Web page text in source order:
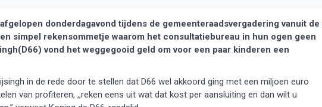
donderdagavond tijdens de gemeenteraadsvergadering vanuit de
simpel rekensommetje waarom het consultatiebureau in hun ogen geen
vond het weggegooid geld om voor een paar kinderen een
in de rede door te stellen dat D66 wel akkoord ging met een miljoen euro
van profiteren, ,,reken eens uit wat dat kost per aansluiting en dan wilt u